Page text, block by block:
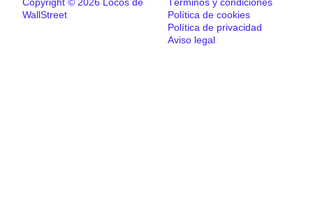
WallStreet
Política de cookies
Política de privacidad
Aviso legal